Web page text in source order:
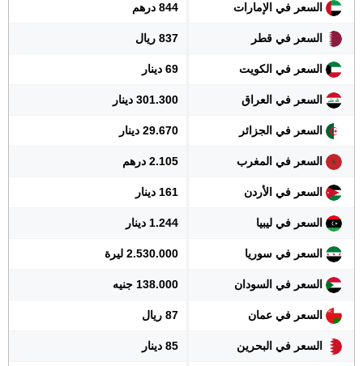
السعر في الإمارات 844 درهم
السعر في قطر 837 ريال
السعر في الكويت 69 دينار
السعر في العراق 301.300 دينار
السعر في الجزائر 29.670 دينار
السعر في المغرب 2.105 درهم
السعر في الأردن 161 دينار
السعر في ليبيا 1.244 دينار
السعر في سوريا 2.530.000 ليرة
السعر في السودان 138.000 جنيه
السعر في عمان 87 ريال
السعر في البحرين 85 دينار